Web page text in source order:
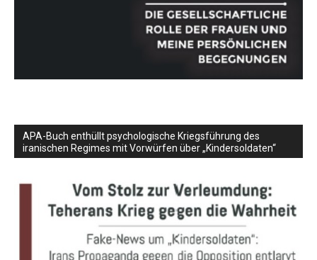
APA-Buch enthüllt psychologische Kriegsführung des
iranischen Regimes mit Vorwürfen über „Kindersoldaten“